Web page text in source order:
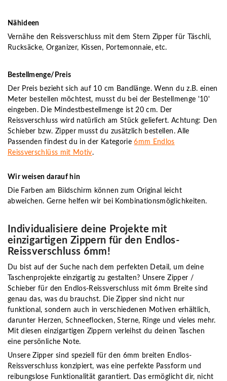
Nähideen
Vernähe den Reissverschluss mit dem Stern Zipper für Täschli,
Rucksäcke, Organizer, Kissen, Portemonnaie, etc.
Bestellmenge/Preis
Der Preis bezieht sich auf 10 cm Bandlänge. Wenn du z.B. einen
Meter bestellen möchtest, musst du bei der Bestellmenge '10'
eingeben. Die Mindestbestellmenge ist 20 cm. Der
Reissverschluss wird natürlich am Stück geliefert. Achtung: Den
Schieber bzw. Zipper musst du zusätzlich bestellen. Alle
Passenden findest du in der Kategorie6mm Endlos
Reissverschlüss mit Motiv.
Wir weisen darauf hin
Die Farben am Bildschirm können zum Original leicht
abweichen. Gerne helfen wir bei Kombinationsmöglichkeiten.
Individualisiere deine Projekte mit
einzigartigen Zippern für den Endlos-
Reissverschluss 6mm!
Du bist auf der Suche nach dem perfekten Detail, um deine
Taschenprojekte einzigartig zu gestalten? Unsere Zipper /
Schieber für den Endlos-Reissverschluss mit 6mm Breite sind
genau das, was du brauchst. Die Zipper sind nicht nur
funktional, sondern auch in verschiedenen Motiven erhältlich,
darunter Herzen, Schneeflocken, Sterne, Ringe und vieles mehr.
Mit diesen einzigartigen Zippern verleihst du deinen Taschen
eine persönliche Note.
Unsere Zipper sind speziell für den 6mm breiten Endlos-
Reissverschluss konzipiert, was eine perfekte Passform und
reibungslose Funktionalität garantiert. Das ermöglicht dir, nicht